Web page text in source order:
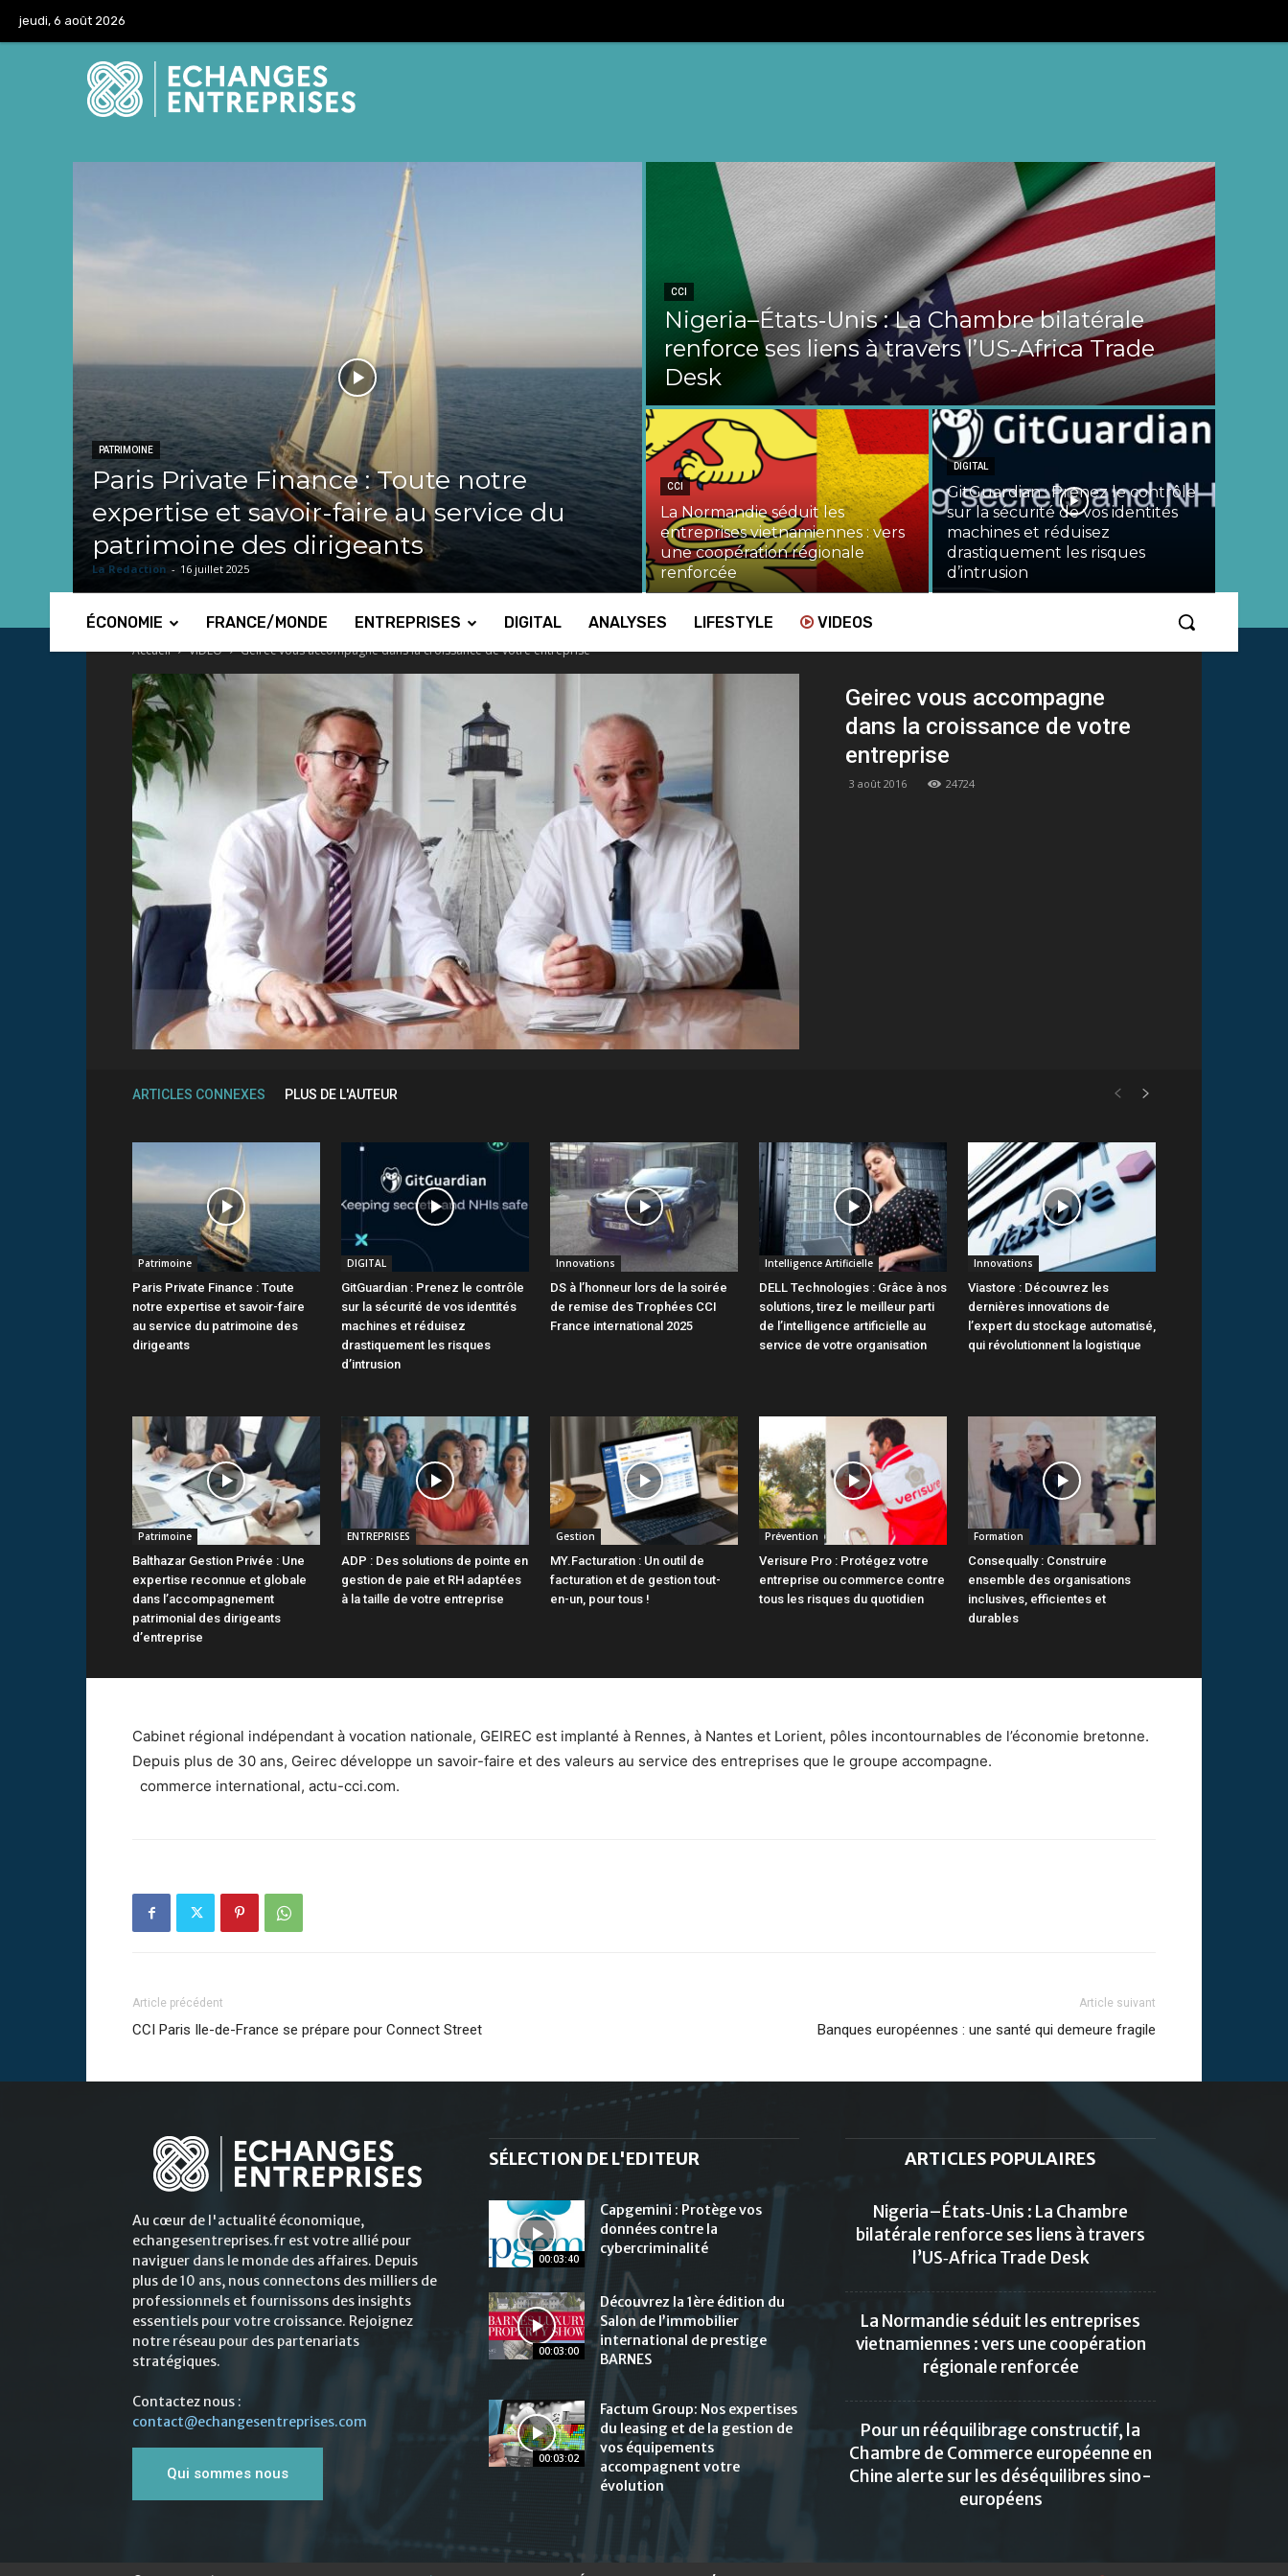
jeudi, 6 août 2026
PATRIMOINE
Paris Private Finance : Toute notre
expertise et savoir-faire au service du
patrimoine des dirigeants
La Redaction - 16 juillet 2025
CCI
Nigeria–États‑Unis : La Chambre bilatérale
renforce ses liens à travers l’US‑Africa Trade
Desk
CCI
La Normandie séduit les
entreprises vietnamiennes : vers
une coopération régionale
renforcée
DIGITAL
GitGuardian : Prenez le contrôle
sur la sécurité de vos identités
machines et réduisez
drastiquement les risques
d’intrusion
ÉCONOMIE FRANCE/MONDE ENTREPRISES DIGITAL ANALYSES LIFESTYLE VIDEOS
Accueil VIDEO Geirec vous accompagne dans la croissance de votre entreprise
Geirec vous accompagne
dans la croissance de votre
entreprise
3 août 2016 24724
ARTICLES CONNEXES PLUS DE L'AUTEUR
Patrimoine
Paris Private Finance : Toute
notre expertise et savoir-faire
au service du patrimoine des
dirigeants
DIGITAL
GitGuardian : Prenez le contrôle
sur la sécurité de vos identités
machines et réduisez
drastiquement les risques
d’intrusion
Innovations
DS à l’honneur lors de la soirée
de remise des Trophées CCI
France international 2025
Intelligence Artificielle
DELL Technologies : Grâce à nos
solutions, tirez le meilleur parti
de l’intelligence artificielle au
service de votre organisation
Innovations
Viastore : Découvrez les
dernières innovations de
l’expert du stockage automatisé,
qui révolutionnent la logistique
Patrimoine
Balthazar Gestion Privée : Une
expertise reconnue et globale
dans l’accompagnement
patrimonial des dirigeants
d’entreprise
ENTREPRISES
ADP : Des solutions de pointe en
gestion de paie et RH adaptées
à la taille de votre entreprise
Gestion
MY.Facturation : Un outil de
facturation et de gestion tout-
en-un, pour tous !
Prévention
Verisure Pro : Protégez votre
entreprise ou commerce contre
tous les risques du quotidien
Formation
Consequally : Construire
ensemble des organisations
inclusives, efficientes et
durables
Cabinet régional indépendant à vocation nationale, GEIREC est implanté à Rennes, à Nantes et Lorient, pôles incontournables de l’économie bretonne.
Depuis plus de 30 ans, Geirec développe un savoir-faire et des valeurs au service des entreprises que le groupe accompagne.
commerce international, actu-cci.com.
Article précédent
CCI Paris Ile-de-France se prépare pour Connect Street
Article suivant
Banques européennes : une santé qui demeure fragile
Au cœur de l'actualité économique,
echangesentreprises.fr est votre allié pour
naviguer dans le monde des affaires. Depuis
plus de 10 ans, nous connectons des milliers de
professionnels et fournissons des insights
essentiels pour votre croissance. Rejoignez
notre réseau pour des partenariats
stratégiques.
Contactez nous :
contact@echangesentreprises.com
Qui sommes nous
SÉLECTION DE L'EDITEUR
00:03:40
Capgemini : Protège vos
données contre la
cybercriminalité
00:03:00
Découvrez la 1ère édition du
Salon de l’immobilier
international de prestige
BARNES
00:03:02
Factum Group: Nos expertises
du leasing et de la gestion de
vos équipements
accompagnent votre
évolution
ARTICLES POPULAIRES
Nigeria–États‑Unis : La Chambre
bilatérale renforce ses liens à travers
l’US‑Africa Trade Desk
La Normandie séduit les entreprises
vietnamiennes : vers une coopération
régionale renforcée
Pour un rééquilibrage constructif, la
Chambre de Commerce européenne en
Chine alerte sur les déséquilibres sino-
européens